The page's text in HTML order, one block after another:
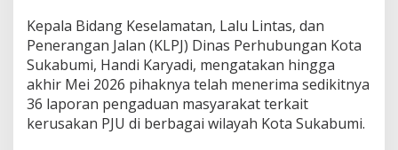
a
i
k
a
n
P
U
Kepala Bidang Keselamatan, Lalu Lintas, dan
Penerangan Jalan (KLPJ) Dinas Perhubungan Kota
Sukabumi, Handi Karyadi, mengatakan hingga
akhir Mei 2026 pihaknya telah menerima sedikitnya
36 laporan pengaduan masyarakat terkait
kerusakan PJU di berbagai wilayah Kota Sukabumi.